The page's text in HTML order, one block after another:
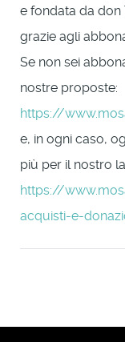
e fondata da don
grazie agli
Se non sei
nostre proposte:
https://
e, in ogni caso,
più per il nostro
https://
acquisti-e-